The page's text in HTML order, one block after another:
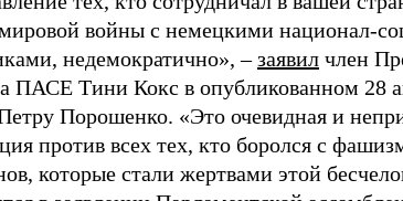
войны с немецкими национал-
недемократично», –заявил член
ПАСЕ Тини Кокс в опубликованном 28
Порошенко. «Это очевидная и
против всех тех, кто боролся с
которые стали жертвами этой